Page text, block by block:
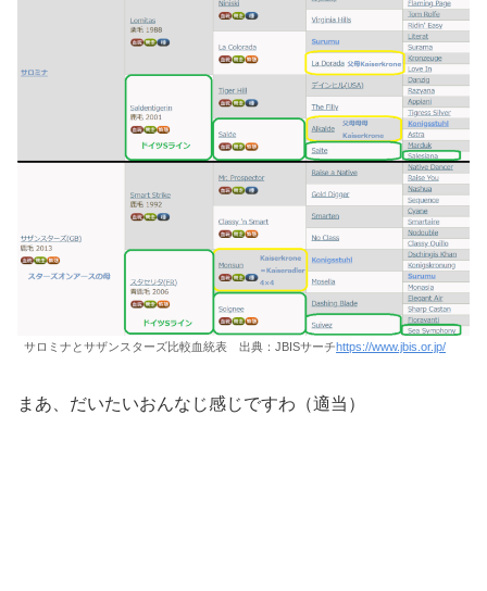
サロミナとサザンスターズ比較血統表 出典：JBISサーチhttps://www.jbis.or.jp/
まあ、だいたいおんなじ感じですわ（適当）